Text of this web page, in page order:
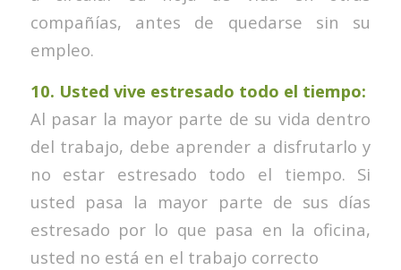
compañías, antes de quedarse sin su
empleo.
10. Usted vive estresado todo el tiempo:
Al pasar la mayor parte de su vida dentro
del trabajo, debe aprender a disfrutarlo y
no estar estresado todo el tiempo. Si
usted pasa la mayor parte de sus días
estresado por lo que pasa en la oficina,
usted no está en el trabajo correcto